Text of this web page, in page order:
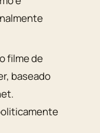
filme de
baseado